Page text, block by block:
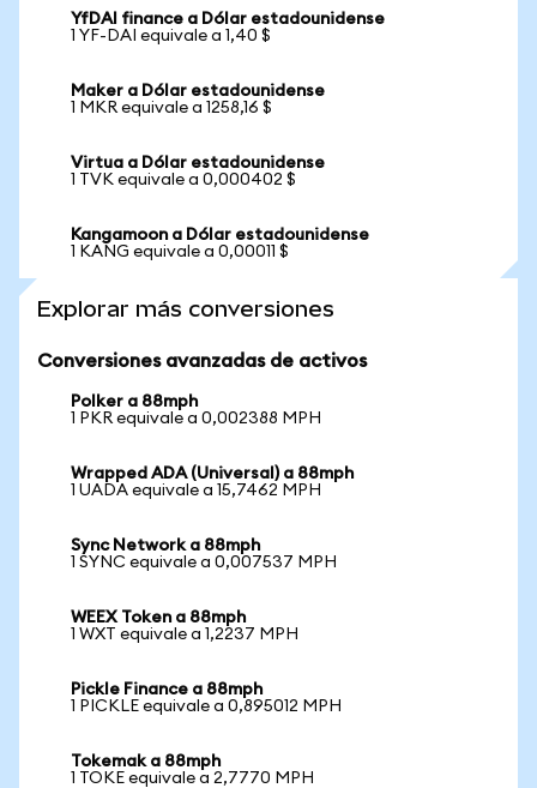
YfDAI finance a Dólar estadounidense
1 YF-DAI equivale a 1,40 $
Maker a Dólar estadounidense
1 MKR equivale a 1258,16 $
Virtua a Dólar estadounidense
1 TVK equivale a 0,000402 $
Kangamoon a Dólar estadounidense
1 KANG equivale a 0,00011 $
Explorar más conversiones
Conversiones avanzadas de activos
Polker a 88mph
1 PKR equivale a 0,002388 MPH
Wrapped ADA (Universal) a 88mph
1 UADA equivale a 15,7462 MPH
Sync Network a 88mph
1 SYNC equivale a 0,007537 MPH
WEEX Token a 88mph
1 WXT equivale a 1,2237 MPH
Pickle Finance a 88mph
1 PICKLE equivale a 0,895012 MPH
Tokemak a 88mph
1 TOKE equivale a 2,7770 MPH